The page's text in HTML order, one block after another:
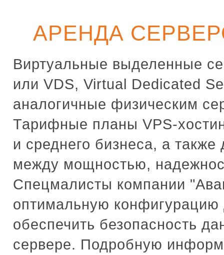
АРЕНДА
Виртуальные выделенные
или VDS, Virtual Dedicated
аналогичные физическим
Тарифные планы VPS-
и среднего бизнеса, а
между мощностью,
Спецмалисты компании
оптимальную
обеспечить безопасность
сервере. Подробную